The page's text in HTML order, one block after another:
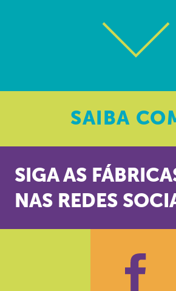
SAIBA
SIGA AS
NAS REDES